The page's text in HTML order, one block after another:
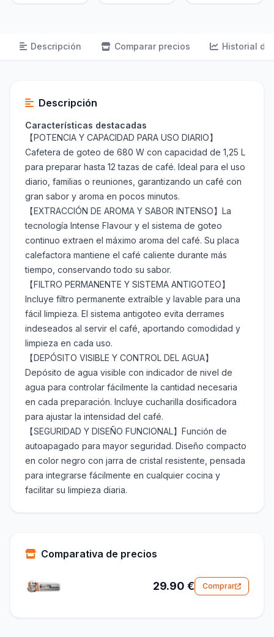
Descripción Comparar precios Historial de
Descripción
Características destacadas
【POTENCIA Y CAPACIDAD PARA USO DIARIO】
Cafetera de goteo de 680 W con capacidad de 1,25 L
para preparar hasta 12 tazas de café. Ideal para el uso
diario, familias o reuniones, garantizando un café con
gran sabor y aroma en pocos minutos.
【EXTRACCIÓN DE AROMA Y SABOR INTENSO】La
tecnología Intense Flavour y el sistema de goteo
continuo extraen el máximo aroma del café. Su placa
calefactora mantiene el café caliente durante más
tiempo, conservando todo su sabor.
【FILTRO PERMANENTE Y SISTEMA ANTIGOTEO】
Incluye filtro permanente extraíble y lavable para una
fácil limpieza. El sistema antigoteo evita derrames
indeseados al servir el café, aportando comodidad y
limpieza en cada uso.
【DEPÓSITO VISIBLE Y CONTROL DEL AGUA】
Depósito de agua visible con indicador de nivel de
agua para controlar fácilmente la cantidad necesaria
en cada preparación. Incluye cucharilla dosificadora
para ajustar la intensidad del café.
【SEGURIDAD Y DISEÑO FUNCIONAL】Función de
autoapagado para mayor seguridad. Diseño compacto
en color negro con jarra de cristal resistente, pensada
para integrarse fácilmente en cualquier cocina y
facilitar su limpieza diaria.
Comparativa de precios
29.90 € Comprar